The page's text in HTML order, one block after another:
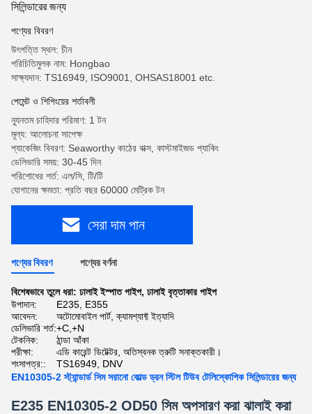
সিলিন্ডারের জন্য
পণ্যের বিবরণ
উৎপত্তি স্থল: চীন
পরিচিতিমুলক নাম: Hongbao
সাক্ষ্যদান: TS16949, ISO9001, OHSAS18001 etc.
পেমেন্ট ও শিপিংয়ের শর্তাবলী
ন্যূনতম চাহিদার পরিমাণ: 1 টন
মূল্য: আলোচনা সাপেক্ষ
প্যাকেজিং বিবরণ: Seaworthy কাঠের বাক্স, কাস্টমাইজড প্যাকিং
ডেলিভারি সময়: 30-45 দিন
পরিশোধের শর্ত: এল/সি, টি/টি
যোগানের ক্ষমতা: প্রতি বছর 60000 মেট্রিক টন
সেরা দাম পান
পণ্যের বিবরণ পণ্যের বর্ণনা
বিশেষভাবে তুলে ধরা: ঢালাই ইস্পাত পাইপ, ঢালাই বৃত্তাকার পাইপ
উপাদান:
E235, E355
আবেদন:
অটোমোবাইল পার্ট, ক্যামশ্যাফ্ট ইত্যাদি
ডেলিভারি শর্ত:+C,+N
টেকনিক:
ঠান্ডা আঁকা
পরীক্ষা:
এডি কারেন্ট ডিটেক্টর, অতিস্বনক ত্রুটি সনাক্তকারী।
শংসাপত্র::
TS16949, DNV
EN10305-2 স্ট্যান্ডার্ড সিম সরানো কোল্ড ড্রন স্টিল টিউব টেলিস্কোপিক সিলিন্ডারের জন্য
E235 EN10305-2 OD50 সিম অপসারণ করা ঝালাই করা